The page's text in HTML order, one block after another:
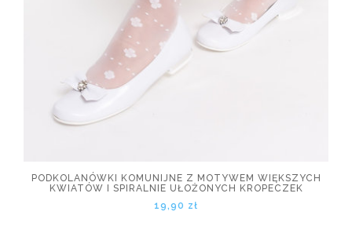
PODKOLANÓWKI KOMUNIJNE Z MOTYWEM WIĘKSZYCH
KWIATÓW I SPIRALNIE UŁOŻONYCH KROPECZEK
19,90 zł